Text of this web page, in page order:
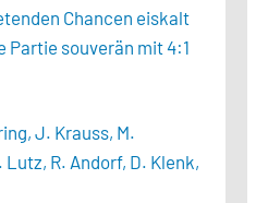
Chancen eiskalt
Partie souverän mit 4:1
J. Krauss, M.
R. Andorf, D. Klenk,